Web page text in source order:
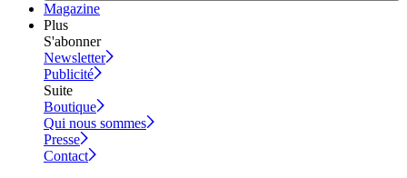
Magazine
Plus
S'abonner
Newsletter
Publicité
Suite
Boutique
Qui nous sommes
Presse
Contact